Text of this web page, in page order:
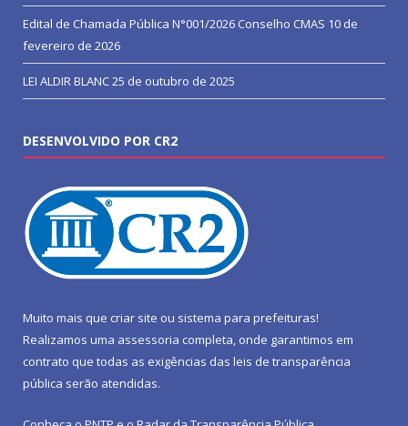
Edital de Chamada Pública N°001/2026 Conselho CMAS 10 de
fevereiro de 2026
LEI ALDIR BLANC25 de outubro de 2025
DESENVOLVIDO POR CR2
Muito mais que criar site ou sistema para prefeituras!
Realizamos uma assessoria completa, onde garantimos em
contrato que todas as exigências das leis de transparência
pública serão atendidas.